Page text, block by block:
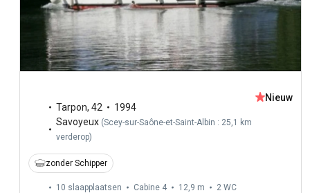
Tarpon, 42
1994
Savoyeux (Scey-sur-Saône-et-Saint-Albin : 25,1 km
verderop)
Nieuw
zonder Schipper
10 slaapplaatsen Cabine 4 12,9 m 2 WC